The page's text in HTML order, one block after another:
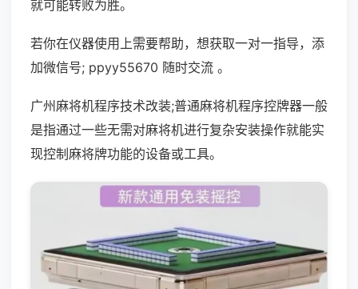
就可能转败为胜。
若你在仪器使用上需要帮助，想获取一对一指导，添
加微信号; ppyy55670 随时交流 。
广州麻将机程序技术改装;普通麻将机程序控牌器一般
是指通过一些无需对麻将机进行复杂安装操作就能实
现控制麻将牌功能的设备或工具。